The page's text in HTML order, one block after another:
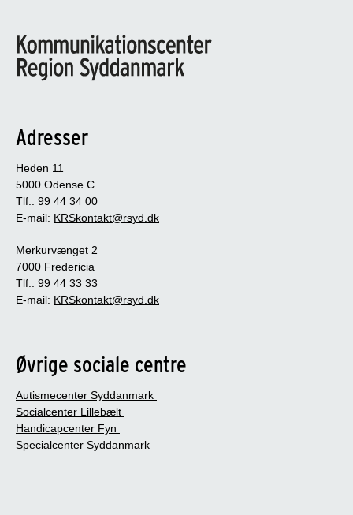
Adresser
Heden 11
5000 Odense C
Tlf.: 99 44 34 00
E-mail: KRSkontakt@rsyd.dk
Merkurvænget 2
7000 Fredericia
Tlf.: 99 44 33 33
E-mail: KRSkontakt@rsyd.dk
Øvrige sociale centre
Autismecenter Syddanmark
Socialcenter Lillebælt
Handicapcenter Fyn
Specialcenter Syddanmark